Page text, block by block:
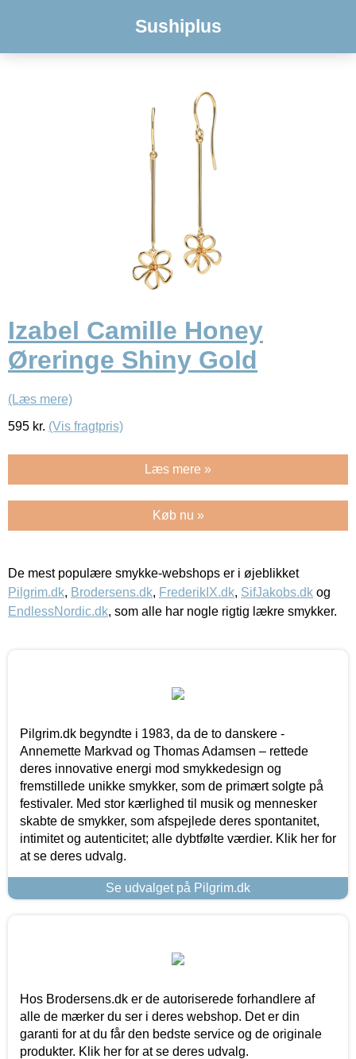
Sushiplus
Izabel Camille Honey
Øreringe Shiny Gold
(Læs mere)
595 kr. (Vis fragtpris)
Læs mere »
Køb nu »
De mest populære smykke-webshops er i øjeblikket
Pilgrim.dk, Brodersens.dk, FrederikIX.dk, SifJakobs.dk og
EndlessNordic.dk, som alle har nogle rigtig lækre smykker.
Pilgrim.dk begyndte i 1983, da de to danskere -
Annemette Markvad og Thomas Adamsen – rettede
deres innovative energi mod smykkedesign og
fremstillede unikke smykker, som de primært solgte på
festivaler. Med stor kærlighed til musik og mennesker
skabte de smykker, som afspejlede deres spontanitet,
intimitet og autenticitet; alle dybtfølte værdier. Klik her for
at se deres udvalg.
Se udvalget på Pilgrim.dk
Hos Brodersens.dk er de autoriserede forhandlere af
alle de mærker du ser i deres webshop. Det er din
garanti for at du får den bedste service og de originale
produkter. Klik her for at se deres udvalg.